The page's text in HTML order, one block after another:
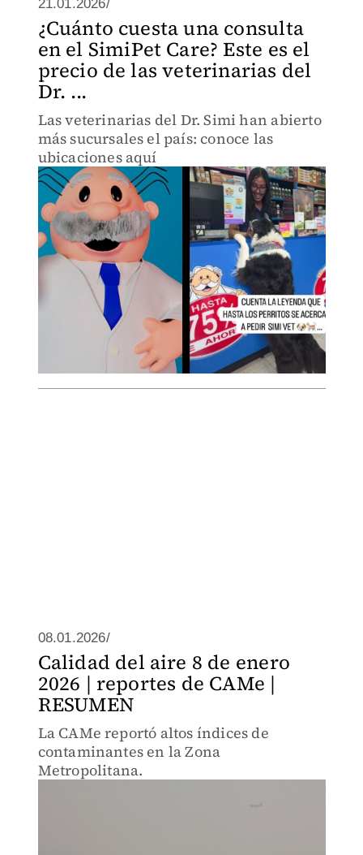
21.01.2026/
¿Cuánto cuesta una consulta
en el SimiPet Care? Este es el
precio de las veterinarias del
Dr. ...
Las veterinarias del Dr. Simi han abierto
más sucursales el país: conoce las
ubicaciones aquí
08.01.2026/
Calidad del aire 8 de enero
2026 | reportes de CAMe |
RESUMEN
La CAMe reportó altos índices de
contaminantes en la Zona
Metropolitana.